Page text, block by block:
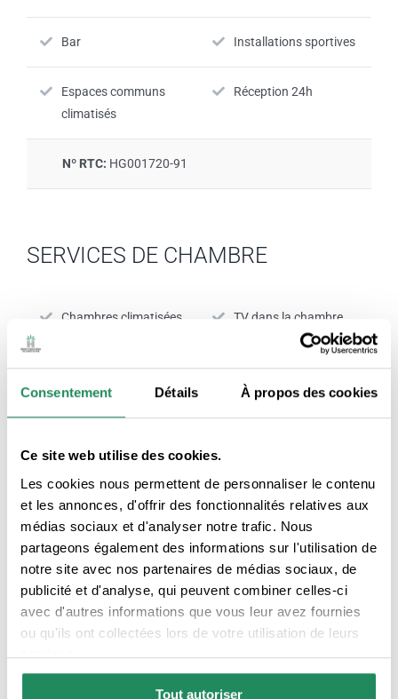
Consentement Détails À propos des cookies
Ce site web utilise des cookies.
Les cookies nous permettent de personnaliser le contenu
et les annonces, d'offrir des fonctionnalités relatives aux
médias sociaux et d'analyser notre trafic. Nous
partageons également des informations sur l'utilisation de
notre site avec nos partenaires de médias sociaux, de
publicité et d'analyse, qui peuvent combiner celles-ci
avec d'autres informations que vous leur avez fournies
ou qu'ils ont collectées lors de votre utilisation de leurs
services.
Tout autoriser
Bar Installations sportives
Espaces communs
climatisés
Réception 24h
Nº RTC: HG001720-91
SERVICES DE CHAMBRE
Chambres climatisées TV dans la chambre
Produits d'hygiène
personnelle
Chambres avec
connexion Internet
SCEAUX DE QUALITÉ